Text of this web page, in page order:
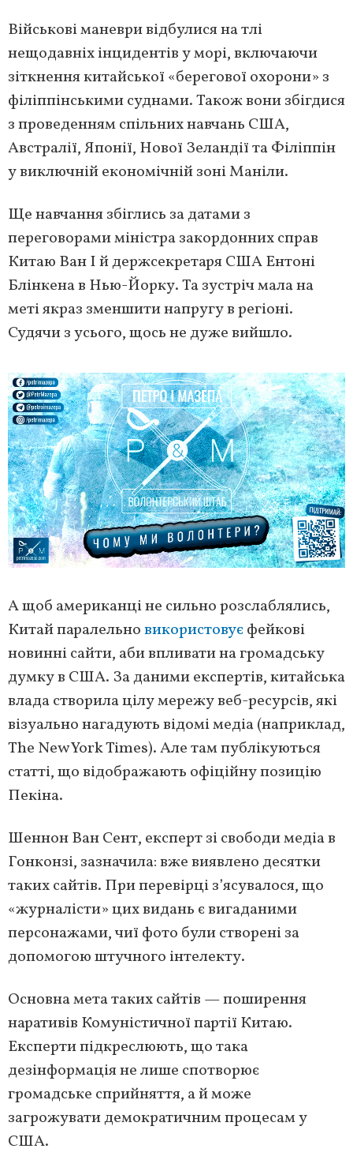
Військові маневри відбулися на тлі
нещодавніх інцидентів у морі, включаючи
зіткнення китайської «берегової охорони» з
філіппінськими суднами. Також вони збігдися
з проведенням спільних навчань США,
Австралії, Японії, Нової Зеландії та Філіппін
у виключній економічній зоні Маніли.
Ще навчання збіглись за датами з
переговорами міністра закордонних справ
Китаю Ван І й держсекретаря США Ентоні
Блінкена в Нью-Йорку. Та зустріч мала на
меті якраз зменшити напругу в регіоні.
Судячи з усього, щось не дуже вийшло.
А щоб американці не сильно розслаблялись,
Китай паралельновикористовуєфейкові
новинні сайти, аби впливати на громадську
думку в США. За даними експертів, китайська
влада створила цілу мережу веб-ресурсів, які
візуально нагадують відомі медіа (наприклад,
The New York Times). Але там публікуються
статті, що відображають офіційну позицію
Пекіна.
Шеннон Ван Сент, експерт зі свободи медіа в
Гонконзі, зазначила: вже виявлено десятки
таких сайтів. При перевірці з’ясувалося, що
«журналісти» цих видань є вигаданими
персонажами, чиї фото були створені за
допомогою штучного інтелекту.
Основна мета таких сайтів — поширення
наративів Комуністичної партії Китаю.
Експерти підкреслюють, що така
дезінформація не лише спотворює
громадське сприйняття, а й може
загрожувати демократичним процесам у
США.